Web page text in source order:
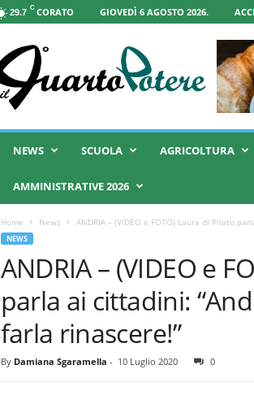
29.7 C CORATO GIOVEDÌ 6 AGOSTO 2026.
NEWS SCUOLA AGRICOLTURA
AMMINISTRATIVE 2026
Home News ANDRIA – (VIDEO e FOTO) Laura di Pilato
NEWS
ANDRIA – (VIDEO e
parla ai cittadini:
farla rinascere!”
By Damiana Sgaramella - 10 Luglio 2020 0